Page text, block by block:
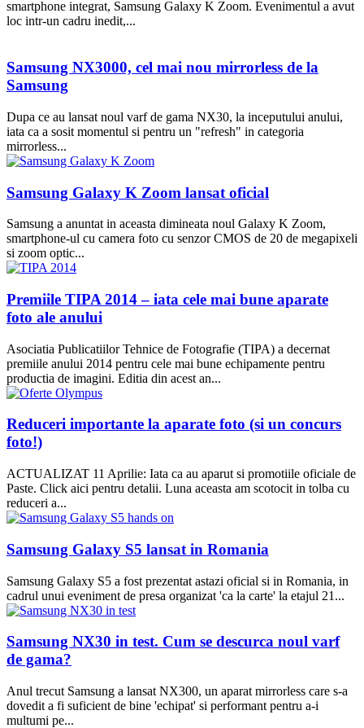
smartphone integrat, Samsung Galaxy K Zoom. Evenimentul a avut
loc intr-un cadru inedit,...
Samsung NX3000, cel mai nou mirrorless de la
Samsung
Dupa ce au lansat noul varf de gama NX30, la inceputului anului,
iata ca a sosit momentul si pentru un "refresh" in categoria
mirrorless...
Samsung Galaxy K Zoom lansat oficial
Samsung a anuntat in aceasta dimineata noul Galaxy K Zoom,
smartphone-ul cu camera foto cu senzor CMOS de 20 de megapixeli
si zoom optic...
Premiile TIPA 2014 – iata cele mai bune aparate
foto ale anului
Asociatia Publicatiilor Tehnice de Fotografie (TIPA) a decernat
premiile anului 2014 pentru cele mai bune echipamente pentru
productia de imagini. Editia din acest an...
Reduceri importante la aparate foto (si un concurs
foto!)
ACTUALIZAT 11 Aprilie: Iata ca au aparut si promotiile oficiale de
Paste. Click aici pentru detalii. Luna aceasta am scotocit in tolba cu
reduceri a...
Samsung Galaxy S5 lansat in Romania
Samsung Galaxy S5 a fost prezentat astazi oficial si in Romania, in
cadrul unui eveniment de presa organizat 'ca la carte' la etajul 21...
Samsung NX30 in test. Cum se descurca noul varf
de gama?
Anul trecut Samsung a lansat NX300, un aparat mirrorless care s-a
dovedit a fi suficient de bine 'echipat' si performant pentru a-i
multumi pe...